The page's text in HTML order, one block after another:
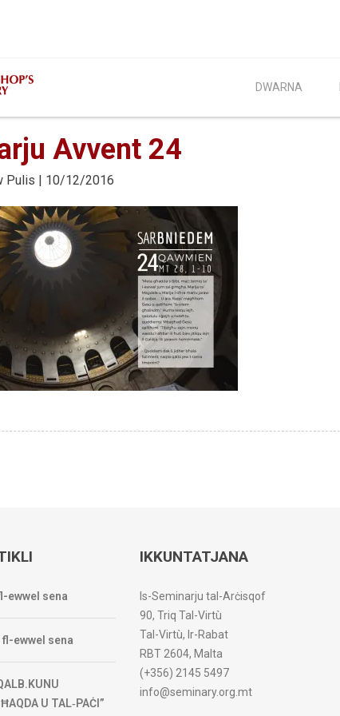
DWARNA
Avvent 24
Pulis | 10/12/2016
ewwel sena
ewwel sena
U TAL‑PAĊI”
IKKUNTATJANA
Is-Seminarju tal-Arċisqof
90, Triq Tal-Virtù
Tal-Virtù, Ir-Rabat
RBT 2604, Malta
(+356) 2145 5497
info@seminary.org.mt